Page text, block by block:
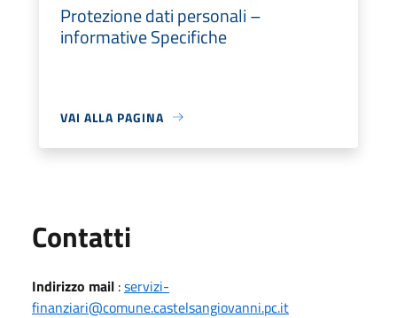
Protezione dati personali –
informative Specifiche
VAI ALLA PAGINA
Contatti
Indirizzo mail :servizi-
finanziari@comune.castelsangiovanni.pc.it